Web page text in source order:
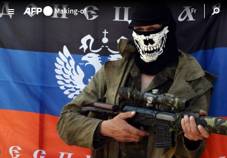
Aller au contenu principal